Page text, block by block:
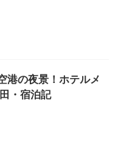
港の夜景！ホテルメ
・宿泊記